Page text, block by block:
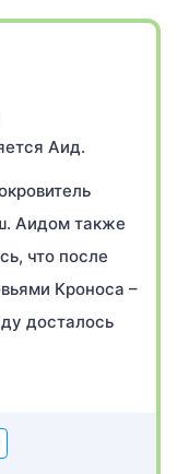
Аид.
Аидом также
что после
Кроноса –
досталось